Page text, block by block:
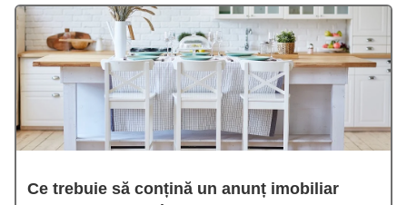
Ce trebuie să conțină un anunț imobiliar